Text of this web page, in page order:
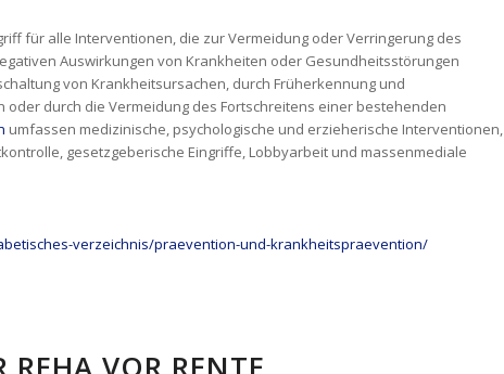
für alle Interventionen, die zur Vermeidung oder Verringerung des
Auswirkungen von Krankheiten oder Gesundheitsstörungen
von Krankheitsursachen, durch Früherkennung und
durch die Vermeidung des Fortschreitens einer bestehenden
umfassen medizinische, psychologische und erzieherische Interventionen,
gesetzgeberische Eingriffe, Lobbyarbeit und massenmediale
verzeichnis/praevention-und-krankheitspraevention/